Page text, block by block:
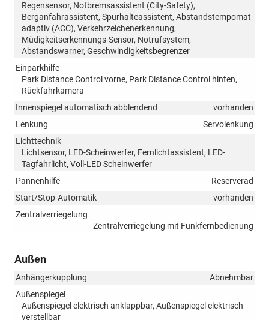
Regensensor, Notbremsassistent (City-Safety),
Berganfahrassistent, Spurhalteassistent, Abstandstempomat
adaptiv (ACC), Verkehrzeichenerkennung,
Müdigkeitserkennungs-Sensor, Notrufsystem,
Abstandswarner, Geschwindigkeitsbegrenzer
Einparkhilfe
Park Distance Control vorne, Park Distance Control hinten,
Rückfahrkamera
Innenspiegel automatisch abblendend
vorhanden
Lenkung
Servolenkung
Lichttechnik
Lichtsensor, LED-Scheinwerfer, Fernlichtassistent, LED-
Tagfahrlicht, Voll-LED Scheinwerfer
Pannenhilfe
Reserverad
Start/Stop-Automatik
vorhanden
Zentralverriegelung
Zentralverriegelung mit Funkfernbedienung
Außen
Anhängerkupplung
Abnehmbar
Außenspiegel
Außenspiegel elektrisch anklappbar, Außenspiegel elektrisch
verstellbar